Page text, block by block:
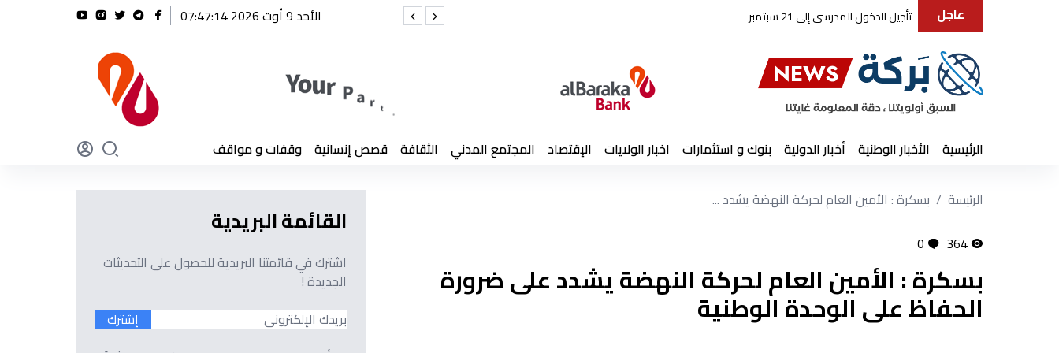
عاجل مجلة الجيش: استقرار الوطن.. الواجب المقدس شنقريحة يتقدم بتعازيه إثر وفاة العميد كمال لخضر
الأحد 9 أوت 2026 07:47:15
الرئيسية الأخبار الوطنية أخبار الدولية بنوك و استثمارات اخبار الولايات الإقتصاد المجتمع المدني الثقافة قصص إنسانية وقفات و مواقف
الرئيسة
بسكرة : الأمين العام لحركة النهضة يشدد ...
364
0
بسكرة : الأمين العام لحركة النهضة يشدد على ضرورة
الحفاظ على الوحدة الوطنية
القائمة البريدية
اشترك في قائمتنا البريدية للحصول على التحديثات
الجديدة !
إشترك